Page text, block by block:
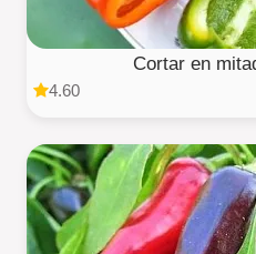
Cortar en
4.60